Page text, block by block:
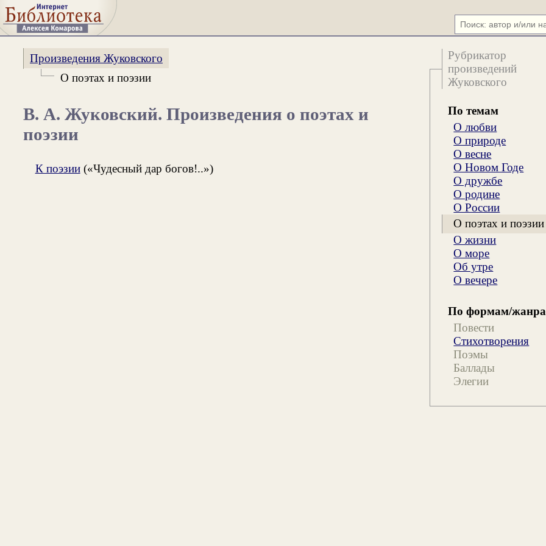
Рубрикатор
произведений
Жуковского
По темам
О любви
О природе
О весне
О Новом Годе
О дружбе
О родине
О России
О поэтах и поэзии
О жизни
О море
Об утре
О вечере
По формам/
Повести
Стихотворения
Поэмы
Баллады
Элегии
Произведения Жуковского
О поэтах и поэзии
В. А. Жуковский. Произведения о поэтах и
поэзии
К поэзии(«Чудесный дар богов!..»)